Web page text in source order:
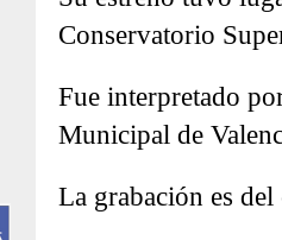
Conservatorio
Fue interpretado
Municipal de
La grabación es